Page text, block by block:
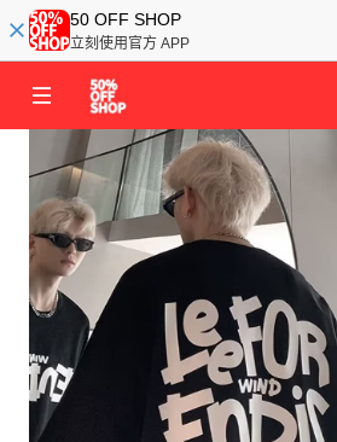
50 OFF SHOP
立刻使用官方 APP